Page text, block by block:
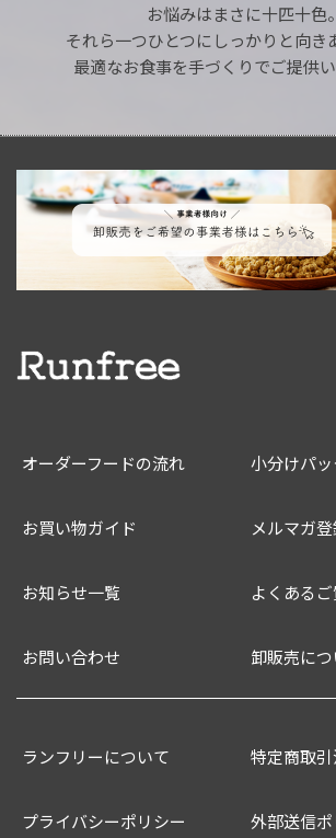
お悩みはまさに十匹十色。
それら一つひとつにしっかりと向き
最適なお食事を手づくりでご提供い
オーダーフードの流れ 小分けパ
お買い物ガイド メルマガ
お知らせ一覧 よくある
お問い合わせ 卸販売に
ランフリーについて 特定商取
プライバシーポリシー 外部送信